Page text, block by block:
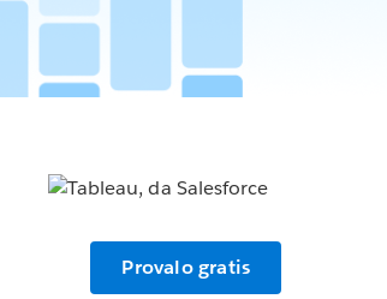
Provalo gratis